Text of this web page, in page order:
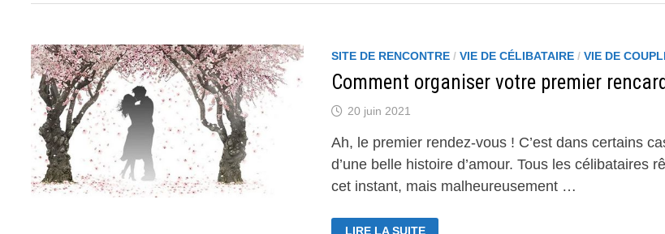
SITE DE RENCONTRE/ VIE DE CÉLIBATAIRE/ VIE DE
Comment organiser votre premier
20 juin 2021
Ah, le premier rendez-vous ! C’est dans certains
d’une belle histoire d’amour. Tous les célibataires
cet instant, mais malheureusement …
COMMENT
LIRE LA SUITE